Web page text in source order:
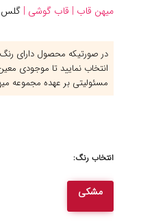
میهن قاب | قاب گوشی | گلس
در صورتیکه محصول دارای
انتخاب نمایید تا موجودی
مسئولیتی بر عهده مجموعه
انتخاب رنگ:
مشکی